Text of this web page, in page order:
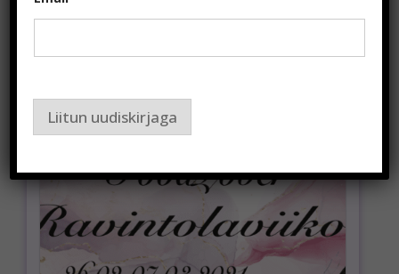
Liitun uudiskirjaga